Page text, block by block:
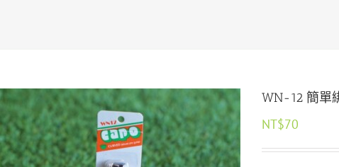
WN-12 簡單
NT$70